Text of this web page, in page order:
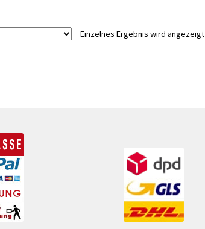
Einzelnes Ergebnis wird angezeigt